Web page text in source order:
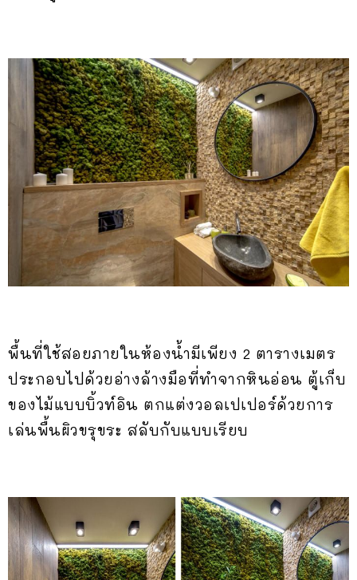
พื้นที่ใช้สอยภายในห้องน้ำมีเพียง 2 ตารางเมตร
ประกอบไปด้วยอ่างล้างมือที่ทำจากหินอ่อน ตู้เก็บ
ของไม้แบบบิ้วท์อิน ตกแต่งวอลเปเปอร์ด้วยการ
เล่นพื้นผิวขรุขระ สลับกับแบบเรียบ